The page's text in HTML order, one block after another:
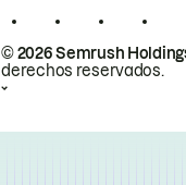
© 2026 Semrush
derechos reservados.